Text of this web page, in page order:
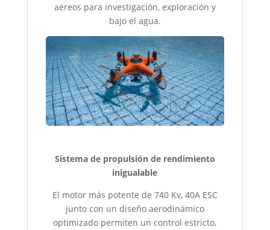
aéreos para investigación, exploración y
bajo el agua.
Sistema de propulsión de rendimiento
inigualable
El motor más potente de 740 Kv, 40A ESC
junto con un diseño aerodinámico
optimizado permiten un control estricto,